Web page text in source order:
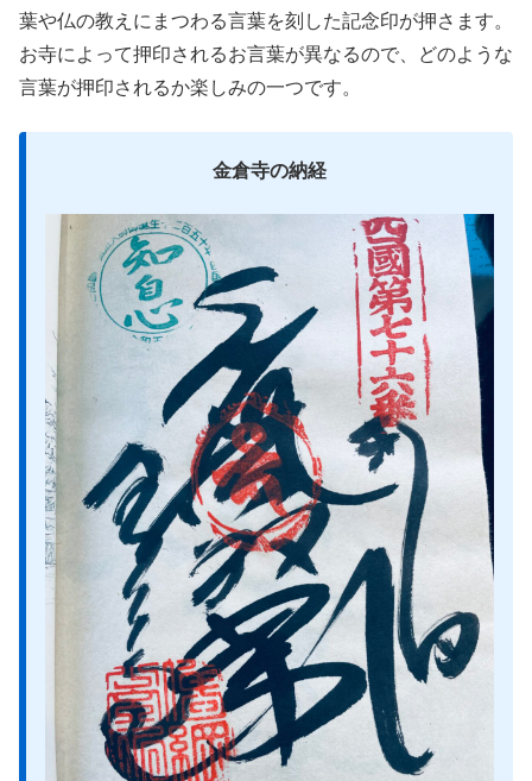
葉や仏の教えにまつわる言葉を刻した記念印が押さます。
お寺によって押印されるお言葉が異なるので、どのような
言葉が押印されるか楽しみの一つです。
金倉寺の納経